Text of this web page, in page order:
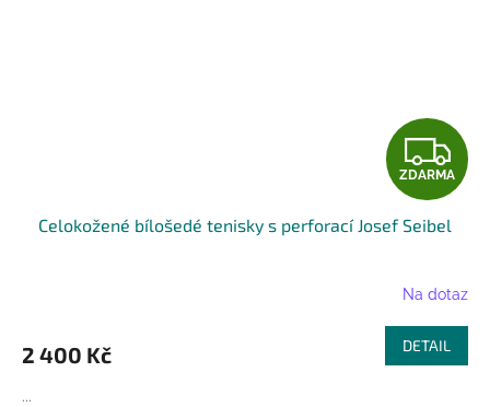
Z
D
A
R
M
A
ZDARMA
Celokožené bílošedé tenisky s perforací Josef Seibel
Na dotaz
2 400 Kč DETAIL
...